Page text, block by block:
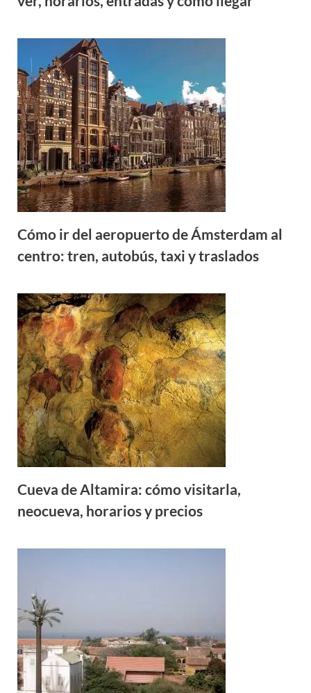
Cómo ir del aeropuerto de Ámsterdam al
centro: tren, autobús, taxi y traslados
Cueva de Altamira: cómo visitarla,
neocueva, horarios y precios